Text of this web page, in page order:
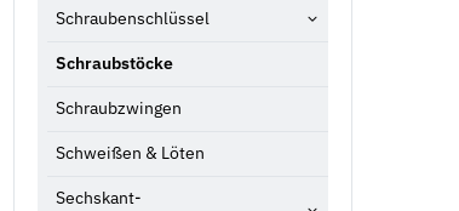
Schraubenschlüssel
Schraubstöcke
Schraubzwingen
Schweißen & Löten
Sechskant-